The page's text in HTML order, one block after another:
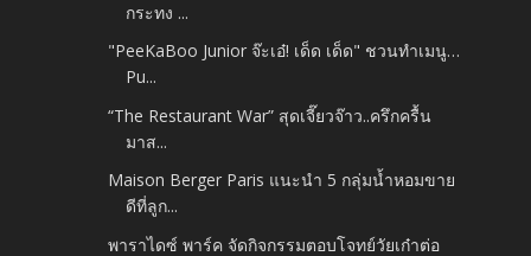
กระทง ...
"PeeKaBoo Junior จ๊ะเอ๋! เด็ด เด็ด" ชวนทำเมนู…
Pu...
“The Restaurant War” สุดเจี๊ยวจ๊าว..ครึกครื้น
มาส...
Maison Berger Paris แนะนำ 5 กลุ่มน้ำหอมขาย
ดีที่ลูก...
พาราไดซ์ พาร์ค จัดกิจกรรมตอบโจทย์วัยเก๋าต่อ